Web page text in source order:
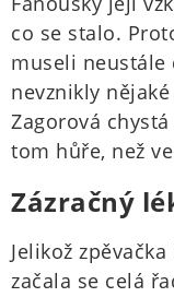
co se stalo.
museli neustále
nevznikly
Zagorová
tom hůře, než
Zázračný
Jelikož
začala se celá